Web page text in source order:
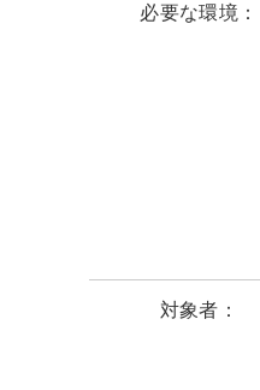
必要な環境：
対象者：